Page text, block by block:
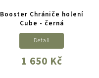
Booster Chrániče holení
Cube - černá
1 650 Kč
Detail